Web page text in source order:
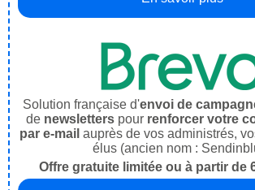
Solution française d'envoi de
de newsletters pour renforcer votre
par e-mail auprès de vos administrés,
élus (ancien nom :
Offre gratuite limitée ou à partir de